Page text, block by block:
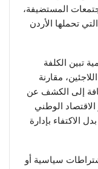
المستضيفة،
تحملها الأردن
تبين الكلفة
مقارنة
إلى الكشف عن
الوطني
الاكتفاء بإدارة
سياسية أو